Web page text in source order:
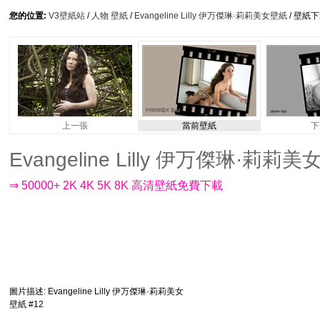
您的位置: V3壁紙站 / 人物 壁紙 / Evangeline Lilly 伊万傑琳·莉莉美女壁紙 / 壁紙
上一張 當前壁紙
Evangeline Lilly 伊万傑琳·莉莉美
⇒ 50000+ 2K 4K 5K 8K 高清壁紙免費下載
圖片描述: Evangeline Lilly 伊万傑琳·莉莉美女
壁紙 #12